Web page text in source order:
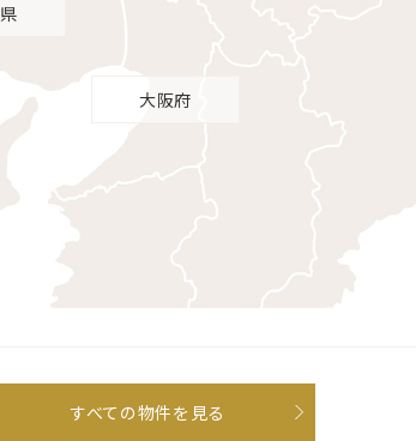
大阪府
すべての物件を見る
すべての物件を見る